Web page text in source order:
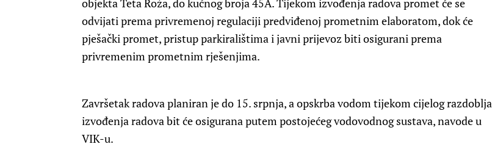
objekta Teta Roža, do kućnog broja 45A. Tijekom izvođenja radova promet će se
odvijati prema privremenoj regulaciji predviđenoj prometnim elaboratom, dok će
pješački promet, pristup parkiralištima i javni prijevoz biti osigurani prema
privremenim prometnim rješenjima.
Završetak radova planiran je do 15. srpnja, a opskrba vodom tijekom cijelog razdoblja
izvođenja radova bit će osigurana putem postojećeg vodovodnog sustava, navode u
VIK-u.